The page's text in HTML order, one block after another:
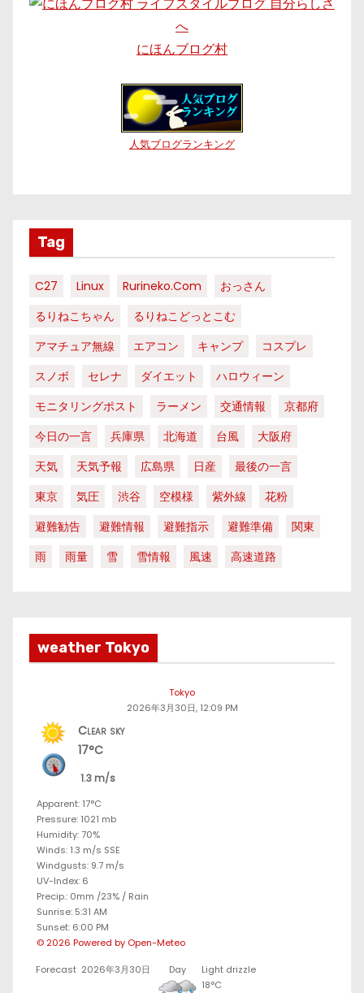
にほんブログ村
人気ブログランキング
Tag
C27 Linux Rurineko.com
おっさん
るりねこちゃん
るりねこどっとこむ
アマチュア無線
エアコン キャンプ
コスプレ
スノボ
セレナ ダイエット
ハロウィーン
モニタリングポスト
ラーメン 交通情報
京都府
今日の一言
兵庫県 北海道 台風
大阪府
天気
天気予報 広島県 日産
最後の一言
東京
気圧 渋谷 空模様 紫外線
花粉
避難勧告
避難情報 避難指示 避難準備
関東
雨
雨量 雪 雪情報 風速 高速道路
weather Tokyo
Tokyo
2026年3月30日, 12:09 PM
Clear sky
17°C
1.3 m/s
Apparent: 17°C
Pressure: 1021 mb
Humidity: 70%
Winds: 1.3 m/s SSE
Windgusts: 9.7 m/s
UV-Index: 6
Precip.: 0mm /23% / Rain
Sunrise: 5:31 AM
Sunset: 6:00 PM
© 2026 Powered by Open-Meteo
Forecast 2026年3月30日 Day
Light drizzle
18°C